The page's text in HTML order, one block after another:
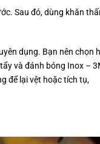
Sau đó, dùng khăn
dụng. Bạn nên chọn
và đánh bóng Inox –
để lại vệt hoặc tích tụ,